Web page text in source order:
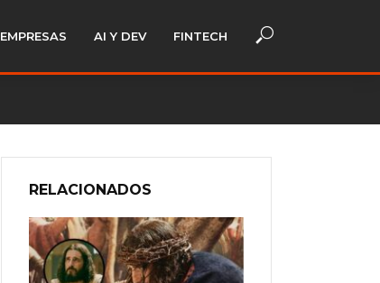
EMPRESAS AI Y DEV FINTECH
RELACIONADOS